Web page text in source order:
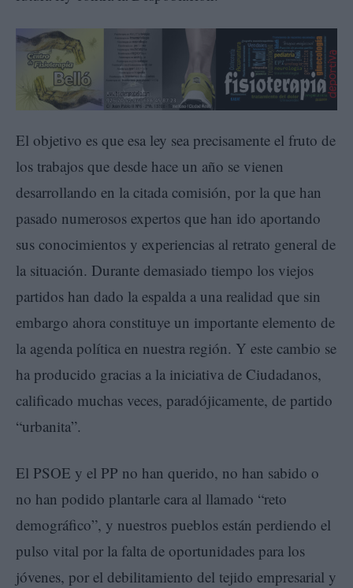
El objetivo es que esa ley sea precisamente el fruto de
los trabajos que desde hace un año se vienen
desarrollando en la citada comisión, por la que han
pasado numerosos expertos que han ido aportando
sus conocimientos y experiencias al retrato general de
la situación. Durante demasiado tiempo los viejos
partidos han dado la espalda a una realidad que sin
embargo ahora constituye un importante elemento de
la agenda política en nuestra región. Y este cambio se
ha producido gracias a la iniciativa de Ciudadanos,
calificado muchas veces, paradójicamente, de partido
“urbanita”.
El PSOE y el PP no han querido, no han sabido o
no han podido plantarle cara al llamado “reto
demográfico”, y nuestros pueblos están perdiendo el
pulso vital por la falta de oportunidades para los
jóvenes, por el debilitamiento del tejido empresarial y